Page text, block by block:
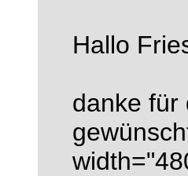
Hallo
danke für